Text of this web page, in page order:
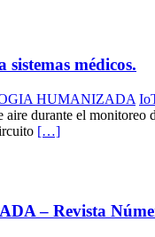
sistemas médicos.
HUMANIZADA
durante el
[…]
– Revista